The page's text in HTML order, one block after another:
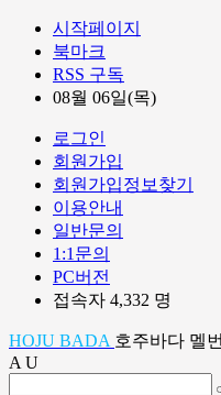
시작페이지
북마크
RSS 구독
08월 06일(목)
로그인
회원가입
회원가입정보찾기
이용안내
일반문의
1:1문의
PC버전
접속자 4,332 명
HOJU BADA 호주바다 멜
A U